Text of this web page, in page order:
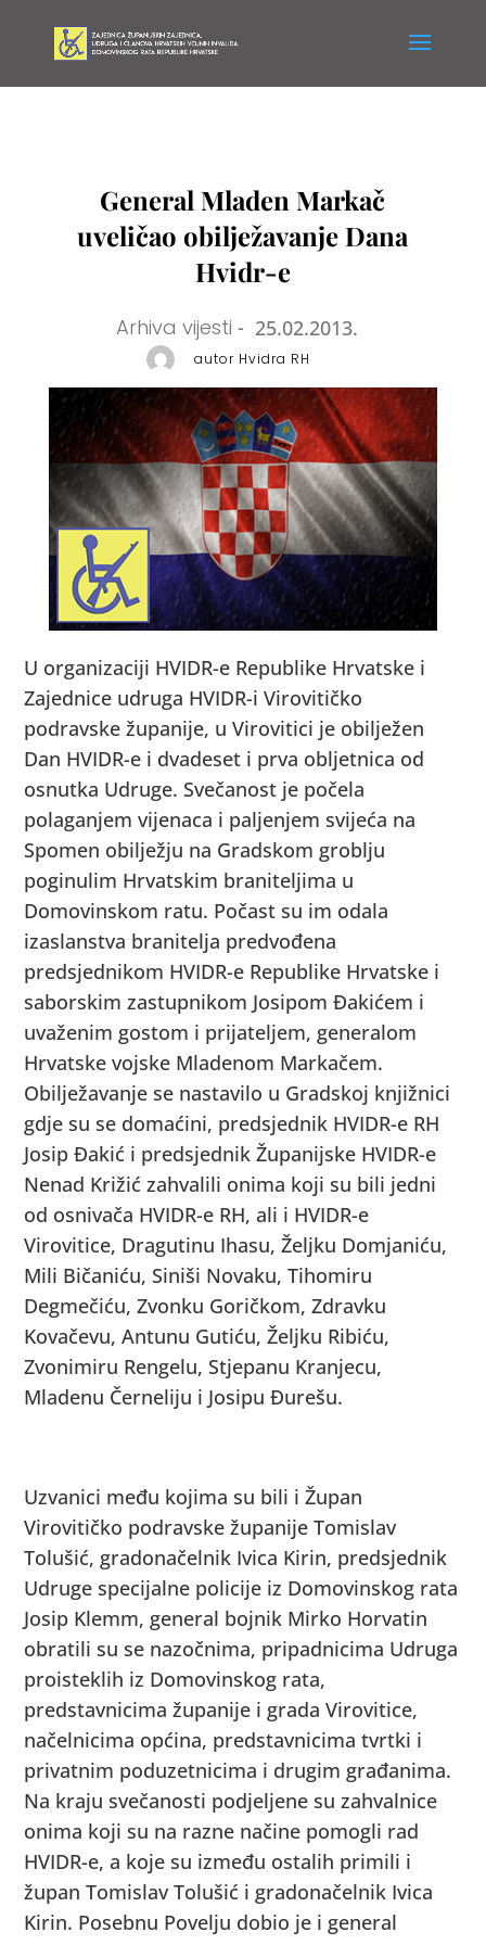
General Mladen Markač
uveličao obilježavanje Dana
Hvidr-e
Arhiva vijesti - 25.02.2013.
autor Hvidra RH
U organizaciji HVIDR-e Republike Hrvatske i
Zajednice udruga HVIDR-i Virovitičko
podravske županije, u Virovitici je obilježen
Dan HVIDR-e i dvadeset i prva obljetnica od
osnutka Udruge. Svečanost je počela
polaganjem vijenaca i paljenjem svijeća na
Spomen obilježju na Gradskom groblju
poginulim Hrvatskim braniteljima u
Domovinskom ratu. Počast su im odala
izaslanstva branitelja predvođena
predsjednikom HVIDR-e Republike Hrvatske i
saborskim zastupnikom Josipom Đakićem i
uvaženim gostom i prijateljem, generalom
Hrvatske vojske Mladenom Markačem.
Obilježavanje se nastavilo u Gradskoj knjižnici
gdje su se domaćini, predsjednik HVIDR-e RH
Josip Đakić i predsjednik Županijske HVIDR-e
Nenad Križić zahvalili onima koji su bili jedni
od osnivača HVIDR-e RH, ali i HVIDR-e
Virovitice, Dragutinu Ihasu, Željku Domjaniću,
Mili Bičaniću, Siniši Novaku, Tihomiru
Degmečiću, Zvonku Goričkom, Zdravku
Kovačevu, Antunu Gutiću, Željku Ribiću,
Zvonimiru Rengelu, Stjepanu Kranjecu,
Mladenu Černeliju i Josipu Đurešu.
Uzvanici među kojima su bili i Župan
Virovitičko podravske županije Tomislav
Tolušić, gradonačelnik Ivica Kirin, predsjednik
Udruge specijalne policije iz Domovinskog rata
Josip Klemm, general bojnik Mirko Horvatin
obratili su se nazočnima, pripadnicima Udruga
proisteklih iz Domovinskog rata,
predstavnicima županije i grada Virovitice,
načelnicima općina, predstavnicima tvrtki i
privatnim poduzetnicima i drugim građanima.
Na kraju svečanosti podjeljene su zahvalnice
onima koji su na razne načine pomogli rad
HVIDR-e, a koje su između ostalih primili i
župan Tomislav Tolušić i gradonačelnik Ivica
Kirin. Posebnu Povelju dobio je i general